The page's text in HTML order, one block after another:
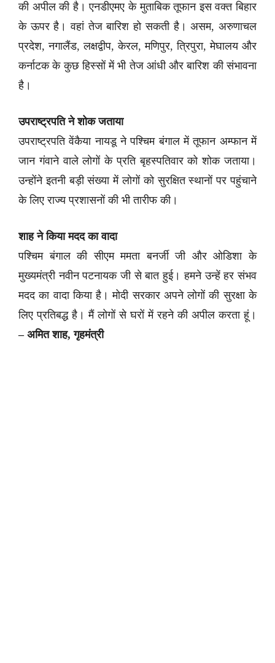
की अपील की है। एनडीएमए के मुताबिक तूफान इस वक्त बिहार
के ऊपर है। वहां तेज बारिश हो सकती है। असम, अरुणाचल
प्रदेश, नगालैंड, लक्षद्वीप, केरल, मणिपुर, त्रिपुरा, मेघालय और
कर्नाटक के कुछ हिस्सों में भी तेज आंधी और बारिश की संभावना
है।
उपराष्ट्रपति ने शोक जताया
उपराष्ट्रपति वेंकैया नायडू ने पश्चिम बंगाल में तूफान अम्फान में
जान गंवाने वाले लोगों के प्रति बृहस्पतिवार को शोक जताया।
उन्होंने इतनी बड़ी संख्या में लोगों को सुरक्षित स्थानों पर पहुंचाने
के लिए राज्य प्रशासनों की भी तारीफ की।
शाह ने किया मदद का वादा
पश्चिम बंगाल की सीएम ममता बनर्जी जी और ओडिशा के
मुख्यमंत्री नवीन पटनायक जी से बात हुई। हमने उन्हें हर संभव
मदद का वादा किया है। मोदी सरकार अपने लोगों की सुरक्षा के
लिए प्रतिबद्ध है। मैं लोगों से घरों में रहने की अपील करता हूं।
– अमित शाह, गृहमंत्री